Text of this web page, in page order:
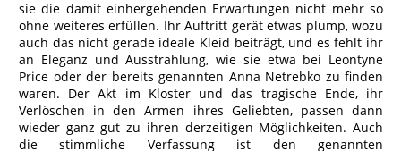
sie die damit einhergehenden Erwartungen nicht mehr so
ohne weiteres erfüllen. Ihr Auftritt gerät etwas plump, wozu
auch das nicht gerade ideale Kleid beiträgt, und es fehlt ihr
an Eleganz und Ausstrahlung, wie sie etwa bei Leontyne
Price oder der bereits genannten Anna Netrebko zu finden
waren. Der Akt im Kloster und das tragische Ende, ihr
Verlöschen in den Armen ihres Geliebten, passen dann
wieder ganz gut zu ihren derzeitigen Möglichkeiten. Auch
die stimmliche Verfassung ist den genannten